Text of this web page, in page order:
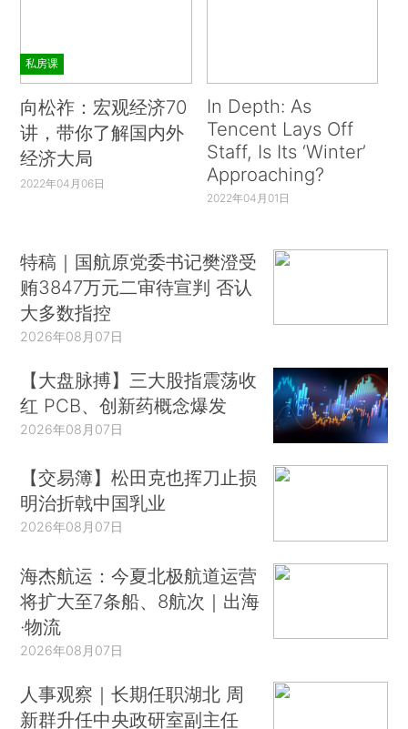
私房课
向松祚：宏观经济70
讲，带你了解国内外
经济大局
2022年04月06日
In Depth: As
Tencent Lays Off
Staff, Is Its ‘Winter’
Approaching?
2022年04月01日
特稿｜国航原党委书记樊澄受
贿3847万元二审待宣判 否认
大多数指控
2026年08月07日
【大盘脉搏】三大股指震荡收
红 PCB、创新药概念爆发
2026年08月07日
【交易簿】松田克也挥刀止损
明治折戟中国乳业
2026年08月07日
海杰航运：今夏北极航道运营
将扩大至7条船、8航次｜出海
·物流
2026年08月07日
人事观察｜长期任职湖北 周
新群升任中央政研室副主任